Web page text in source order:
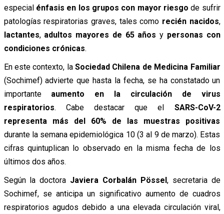
especialénfasis en los grupos con mayor riesgo de sufrir
patologías respiratorias graves, tales como recién nacidos,
lactantes, adultos mayores de 65 años y personas con
condiciones crónicas.
En este contexto, la Sociedad Chilena de Medicina Familiar
(Sochimef) advierte que hasta la fecha, se ha constatado un
importanteaumento en la circulación de virus
respiratorios. Cabe destacar que el SARS-CoV-2
representa más del 60% de las muestras positivas
durante la semana epidemiológica 10 (3 al 9 de marzo). Estas
cifras quintuplican lo observado en la misma fecha de los
últimos dos años.
Según la doctora Javiera Corbalán Pössel, secretaria de
Sochimef, se anticipa un significativo aumento de cuadros
respiratorios agudos debido a una elevada circulación viral,